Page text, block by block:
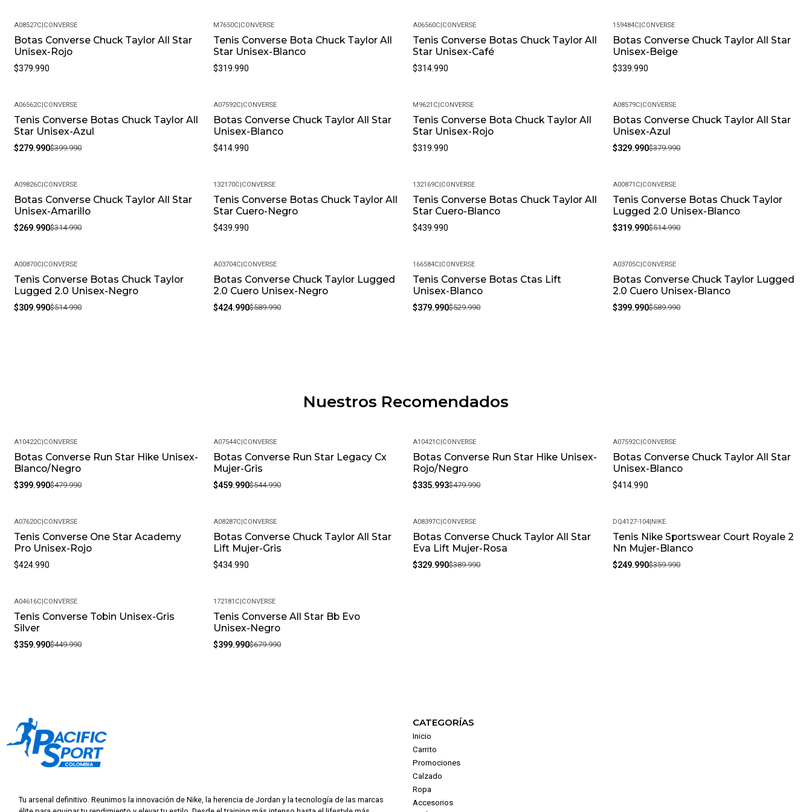
A08527C|CONVERSE
Botas Converse Chuck Taylor All Star
Unisex-Rojo
$379.990
M7650C|CONVERSE
Tenis Converse Bota Chuck Taylor All
Star Unisex-Blanco
$319.990
A06560C|CONVERSE
Tenis Converse Botas Chuck Taylor All
Star Unisex-Café
$314.990
159484C|CONVERSE
Botas Converse Chuck Taylor All Star
Unisex-Beige
$339.990
-30%
A06562C|CONVERSE
Tenis Converse Botas Chuck Taylor All
Star Unisex-Azul
$279.990$399.990
A07592C|CONVERSE
Botas Converse Chuck Taylor All Star
Unisex-Blanco
$414.990
M9621C|CONVERSE
Tenis Converse Bota Chuck Taylor All
Star Unisex-Rojo
$319.990
-13%
A08579C|CONVERSE
Botas Converse Chuck Taylor All Star
Unisex-Azul
$329.990$379.990
-14%
A09826C|CONVERSE
Botas Converse Chuck Taylor All Star
Unisex-Amarillo
$269.990$314.990
132170C|CONVERSE
Tenis Converse Botas Chuck Taylor All
Star Cuero-Negro
$439.990
132169C|CONVERSE
Tenis Converse Botas Chuck Taylor All
Star Cuero-Blanco
$439.990
-38%
A00871C|CONVERSE
Tenis Converse Botas Chuck Taylor
Lugged 2.0 Unisex-Blanco
$319.990$514.990
-40%
A00870C|CONVERSE
Tenis Converse Botas Chuck Taylor
Lugged 2.0 Unisex-Negro
$309.990$514.990
-28%
A03704C|CONVERSE
Botas Converse Chuck Taylor Lugged
2.0 Cuero Unisex-Negro
$424.990$589.990
-28%
166584C|CONVERSE
Tenis Converse Botas Ctas Lift
Unisex-Blanco
$379.990$529.990
-32%
A03705C|CONVERSE
Botas Converse Chuck Taylor Lugged
2.0 Cuero Unisex-Blanco
$399.990$589.990
Nuestros Recomendados
-17%
A10422C|CONVERSE
Botas Converse Run Star Hike Unisex-
Blanco/Negro
$399.990$479.990
-16%
A07544C|CONVERSE
Botas Converse Run Star Legacy Cx
Mujer-Gris
$459.990$544.990
-30%
A10421C|CONVERSE
Botas Converse Run Star Hike Unisex-
Rojo/Negro
$335.993$479.990
A07592C|CONVERSE
Botas Converse Chuck Taylor All Star
Unisex-Blanco
$414.990
A07620C|CONVERSE
Tenis Converse One Star Academy
Pro Unisex-Rojo
$424.990
A08287C|CONVERSE
Botas Converse Chuck Taylor All Star
Lift Mujer-Gris
$434.990
-15%
A08397C|CONVERSE
Botas Converse Chuck Taylor All Star
Eva Lift Mujer-Rosa
$329.990$389.990
-31%
DQ4127-104|NIKE
Tenis Nike Sportswear Court Royale 2
Nn Mujer-Blanco
$249.990$359.990
-20%
A04616C|CONVERSE
Tenis Converse Tobin Unisex-Gris
Silver
$359.990$449.990
-41%
172181C|CONVERSE
Tenis Converse All Star Bb Evo
Unisex-Negro
$399.990$679.990
Tu arsenal definitivo. Reunimos la innovación de Nike, la herencia de Jordan y la tecnología de las marcas
CATEGORÍAS
Inicio
Carrito
Promociones
Calzado
Ropa
Accesorios